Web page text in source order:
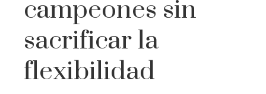
campeones sin
sacrificar la
flexibilidad